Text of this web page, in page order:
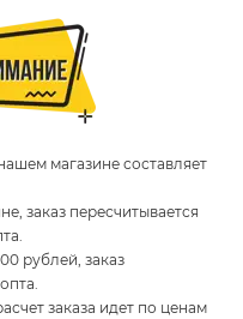
магазине составляет
заказ пересчитывается
рублей, заказ
заказа идет по ценам